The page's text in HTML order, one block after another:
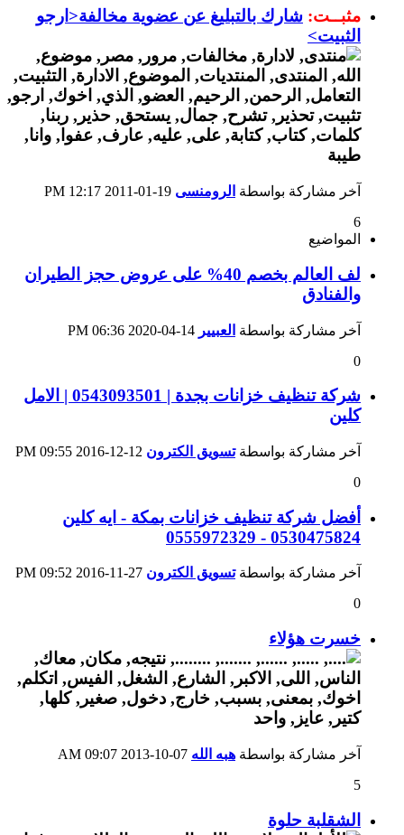
مثبــت: شارك بالتبليغ عن عضوية مخالفة<ارجو
الثبيت>
آخر مشاركة بواسطة الرومنسى
12:17 PM
6
المواضيع
لف العالم بخصم 40% على عروض حجز الطيران
والفنادق
آخر مشاركة بواسطة العبيير
06:36 PM
0
شركة تنظيف خزانات بجدة | 0543093501 | الامل
كلين
آخر مشاركة بواسطةتسويق الكترون
09:55 PM
0
أفضل شركة تنظيف خزانات بمكة - ايه كلين
0530475824 - 0555972329
آخر مشاركة بواسطةتسويق الكترون
09:52 PM
0
خسرت هؤلاء
آخر مشاركة بواسطة هبه الله
09:07 AM
5
الشقلبة حلوة